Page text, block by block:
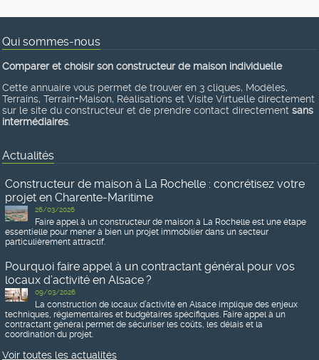
Qui sommes-nous
Comparer et choisir son constructeur de maison individuelle
Cette annuaire vous permet de trouver en 3 cliques, Modèles,
Terrains, Terrain+Maison, Réalisations et Visite Virtuelle directement
sur le site du constructeur et de prendre contact directement sans
intermédiaires
Actualités
Constructeur de maison à La Rochelle : concrétisez votre
projet en Charente-Maritime
26/03/2026
Faire appel à un constructeur de maison à La Rochelle est une étape
essentielle pour mener à bien un projet immobilier dans un secteur
particulièrement attractif.
Pourquoi faire appel à un contractant général pour vos
locaux d’activité en Alsace ?
09/03/2026
La construction de locaux d’activité en Alsace implique des enjeux
techniques, réglementaires et budgétaires spécifiques. Faire appel à un
contractant général permet de sécuriser les coûts, les délais et la
coordination du projet.
Voir toutes les actualités